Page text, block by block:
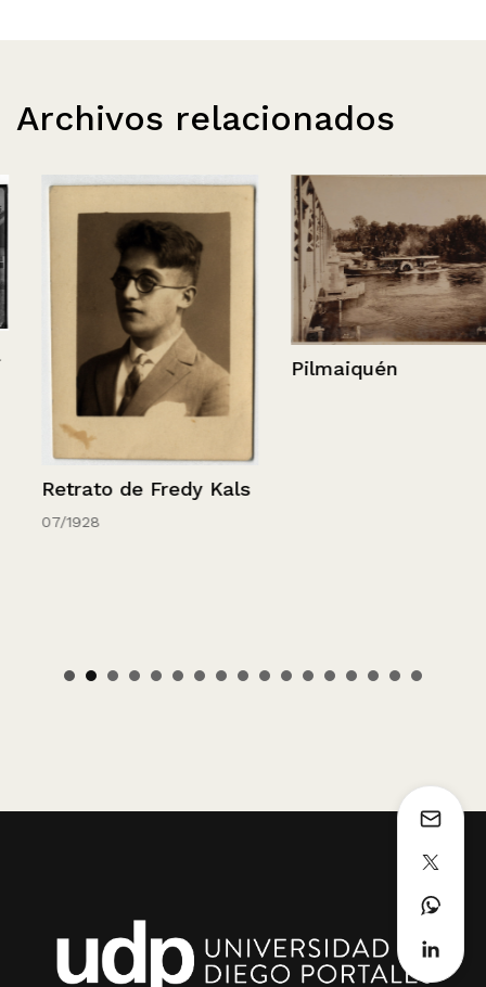
Archivos relacionados
Retrato de Fredy Kals
07/1928
Pilmaiquén